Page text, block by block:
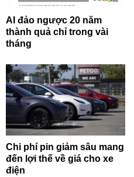
AI đảo ngược 20 năm
thành quả chỉ trong vài
tháng
Chi phí pin giảm sâu mang
đến lợi thế về giá cho xe
điện